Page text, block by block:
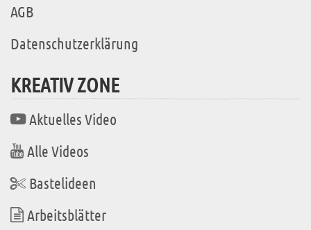
AGB
Datenschutzerklärung
KREATIV ZONE
Aktuelles Video
Alle Videos
Bastelideen
Arbeitsblätter